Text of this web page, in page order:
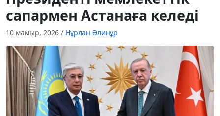
сапармен Астанаға келеді
10 мамыр, 2026 / Нұрлан Әлинұр